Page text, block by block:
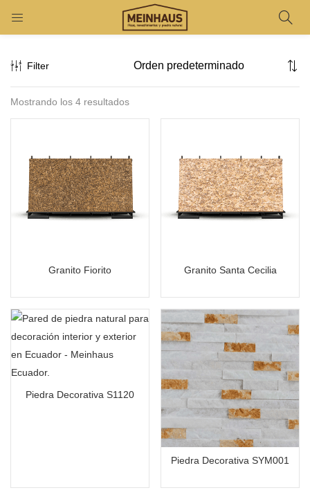
Filter
Mostrando los 4 resultados
Granito Fiorito Granito Santa Cecilia
Piedra Decorativa S1120
Piedra Decorativa SYM001